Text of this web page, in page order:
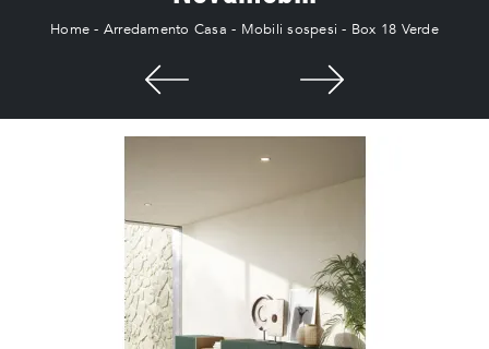
Home - Arredamento Casa - Mobili sospesi - Box 18 Verde